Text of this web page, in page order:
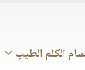
الكلم الطيب